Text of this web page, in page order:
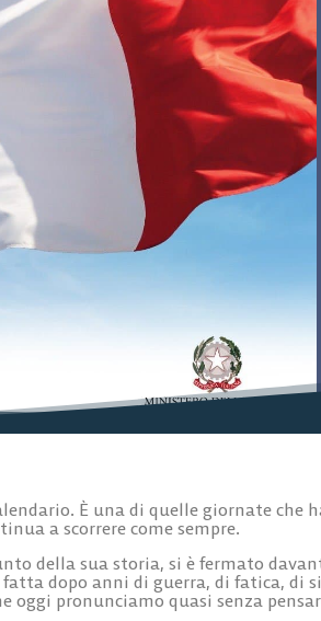
È una di quelle giornate che
a scorrere come sempre.
della sua storia, si è fermato
dopo anni di guerra, di fatica, di
oggi pronunciamo quasi senza